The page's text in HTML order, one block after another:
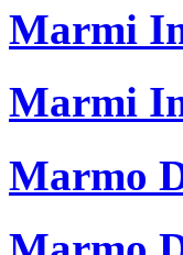
Marmi
Marmi
Marmo